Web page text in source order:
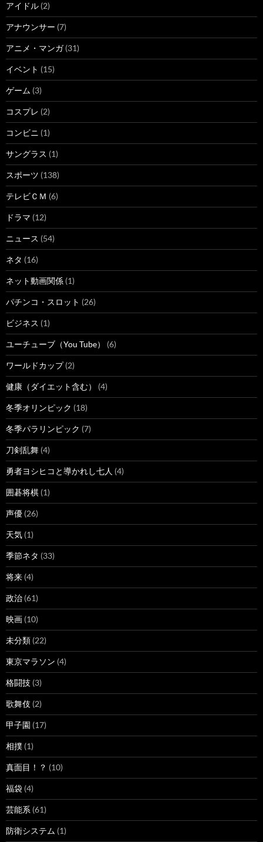
アイドル (2)
アナウンサー (7)
アニメ・マンガ(31)
イベント (15)
ゲーム (3)
コスプレ (2)
コンビニ (1)
サングラス (1)
スポーツ (138)
テレビＣＭ (6)
ドラマ (12)
ニュース (54)
ネタ (16)
ネット動画関係 (1)
パチンコ・スロット (26)
ビジネス (1)
ユーチューブ（You Tube） (6)
ワールドカップ(2)
健康（ダイエット含む） (4)
冬季オリンピック (18)
冬季パラリンピック (7)
刀剣乱舞 (4)
勇者ヨシヒコと導かれし七人 (4)
囲碁将棋 (1)
声優 (26)
天気 (1)
季節ネタ (33)
将来 (4)
政治 (61)
映画 (10)
未分類 (22)
東京マラソン (4)
格闘技 (3)
歌舞伎 (2)
甲子園 (17)
相撲 (1)
真面目！？ (10)
福袋 (4)
芸能系 (61)
防衛システム (1)